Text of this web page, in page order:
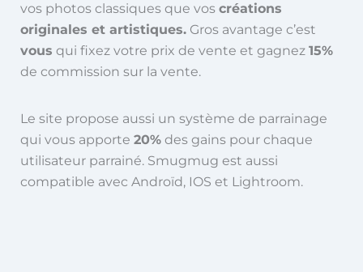
vos photos classiques que vos créations
originales et artistiques.Gros avantage c’est
vous qui fixez votre prix de vente et gagnez 15%
de commission sur la vente.
Le site propose aussi un système de parrainage
qui vous apporte 20%des gains pour chaque
utilisateur parrainé. Smugmug est aussi
compatible avec Androïd, IOS et Lightroom.